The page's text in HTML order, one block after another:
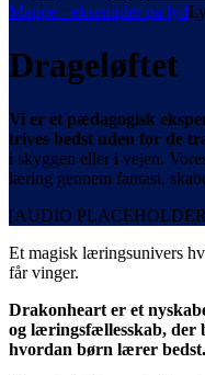
Mappe - eksempler på lyd
Drageløftet
Vi er et pædagogisk
trives bedst uden for de
i skyggen eller i vejen.
læring gennem fantasi,
[AUDIO
Et magisk læringsunivers
får vinger.
Drakonheart er et
og læringsfællesskab, der
hvordan børn lærer bedst.